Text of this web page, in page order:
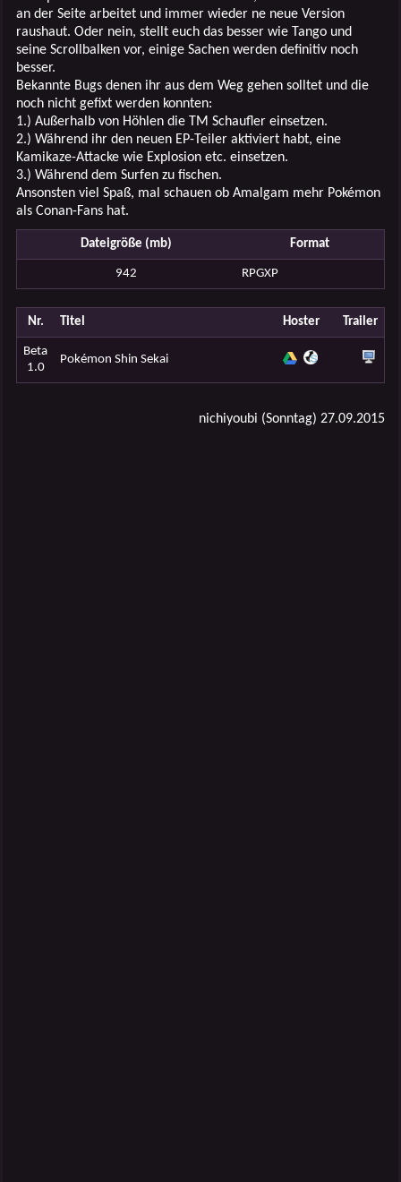
an der Seite arbeitet und immer wieder ne neue Version
raushaut. Oder nein, stellt euch das besser wie Tango und
seine Scrollbalken vor, einige Sachen werden definitiv noch
besser.
Bekannte Bugs denen ihr aus dem Weg gehen solltet und die
noch nicht gefixt werden konnten:
1.) Außerhalb von Höhlen die TM Schaufler einsetzen.
2.) Während ihr den neuen EP-Teiler aktiviert habt, eine
Kamikaze-Attacke wie Explosion etc. einsetzen.
3.) Während dem Surfen zu fischen.
Ansonsten viel Spaß, mal schauen ob Amalgam mehr Pokémon
als Conan-Fans hat.
Dateigröße (mb) Format
942 RPGXP
Nr. Titel Hoster Trailer
Beta
1.0
Pokémon Shin Sekai
nichiyoubi (Sonntag) 27.09.2015